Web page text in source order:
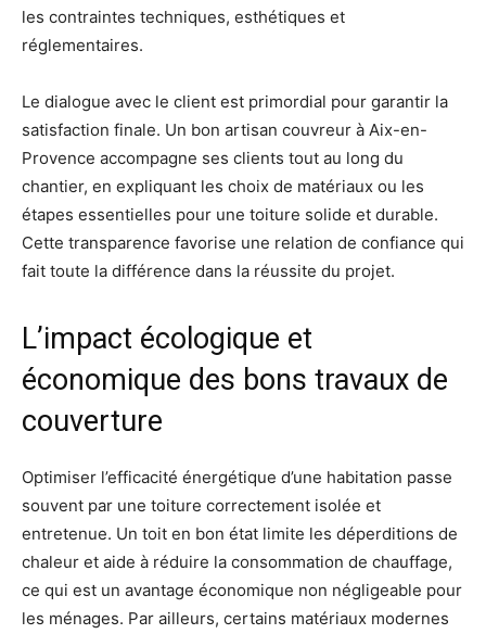
les contraintes techniques, esthétiques et
réglementaires.
Le dialogue avec le client est primordial pour garantir la
satisfaction finale. Un bon artisan couvreur à Aix-en-
Provence accompagne ses clients tout au long du
chantier, en expliquant les choix de matériaux ou les
étapes essentielles pour une toiture solide et durable.
Cette transparence favorise une relation de confiance qui
fait toute la différence dans la réussite du projet.
L’impact écologique et
économique des bons travaux de
couverture
Optimiser l’efficacité énergétique d’une habitation passe
souvent par une toiture correctement isolée et
entretenue. Un toit en bon état limite les déperditions de
chaleur et aide à réduire la consommation de chauffage,
ce qui est un avantage économique non négligeable pour
les ménages. Par ailleurs, certains matériaux modernes